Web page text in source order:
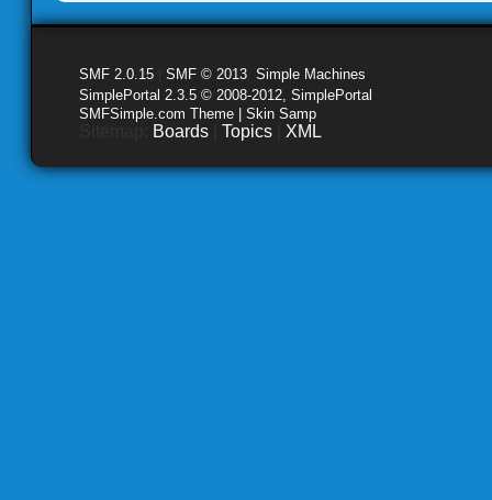
SMF 2.0.15 SMF © 2013 Simple Machines
SimplePortal 2.3.5 © 2008-2012, SimplePortal
SMFSimple.com Theme | Skin Samp
Boards Topics XML